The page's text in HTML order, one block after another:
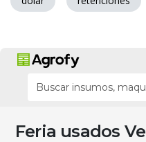
Feria usados